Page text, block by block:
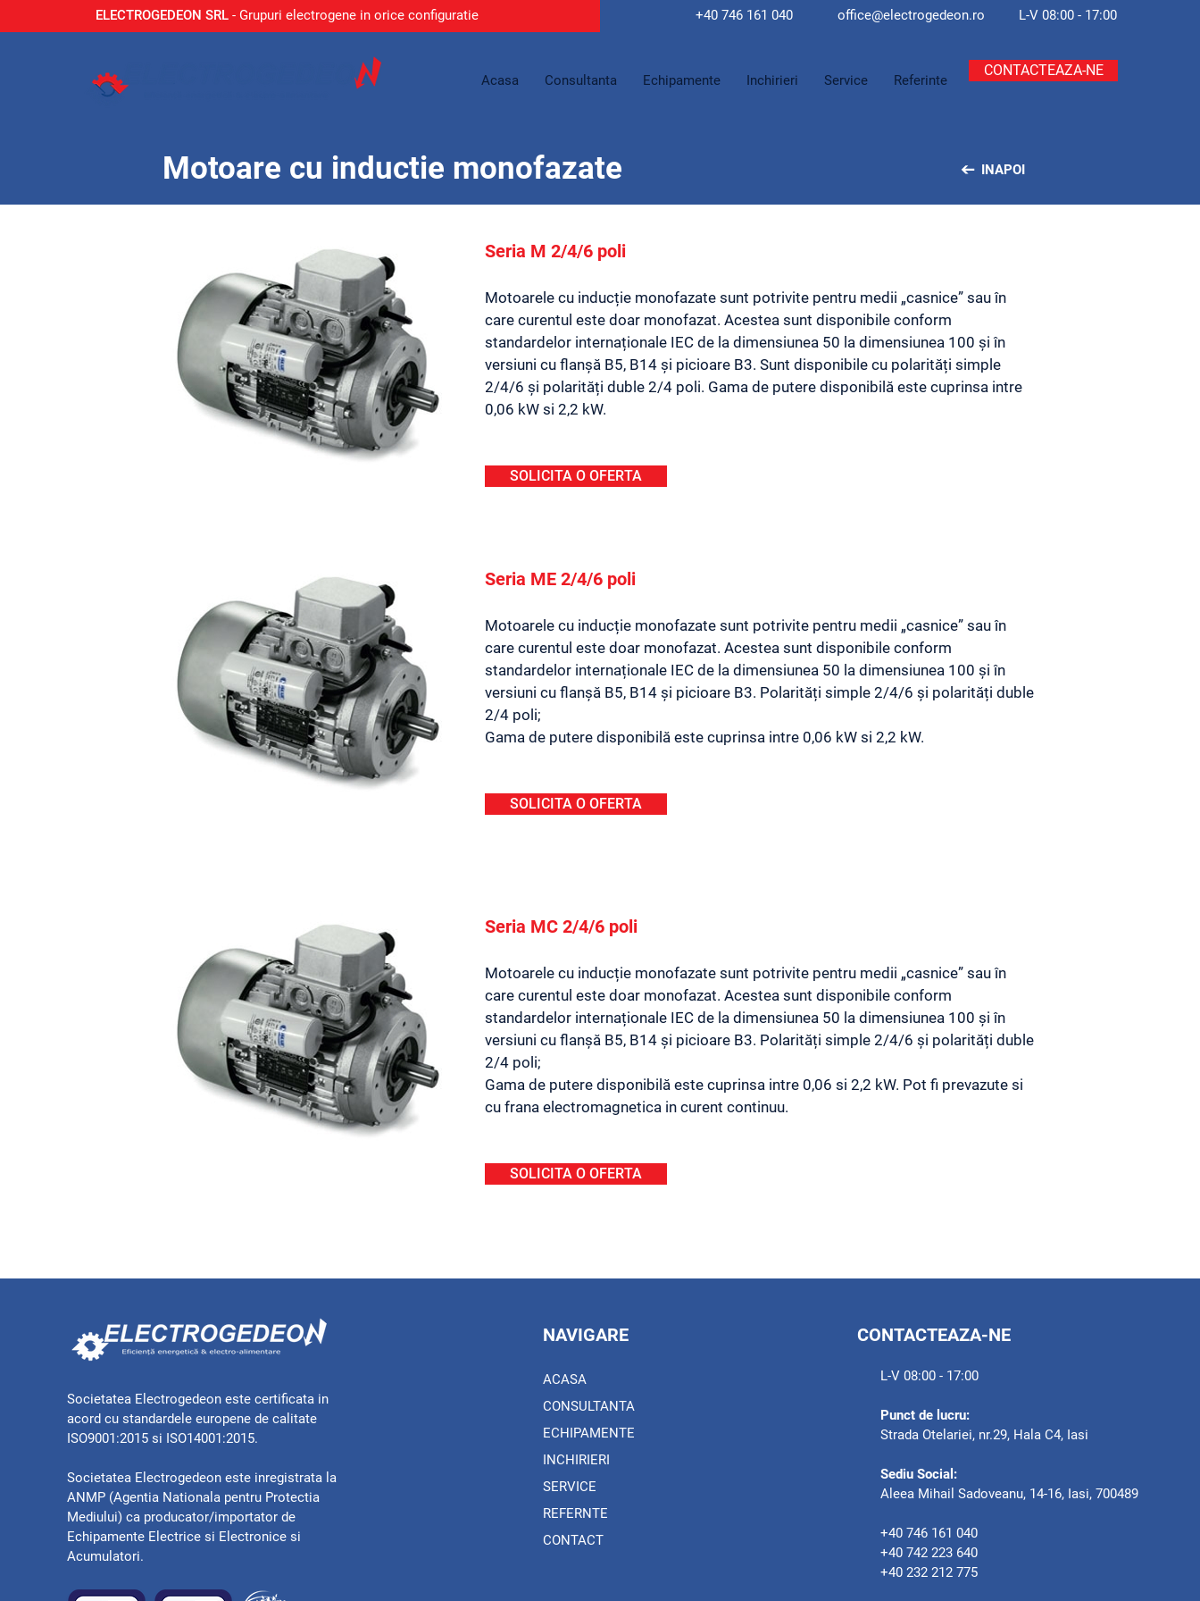
ELECTROGEDEON SRL - Grupuri electrogene in orice configuratie +40 746 161 040 office@electrogedeon.ro L-V 08:00 - 17:00
Acasa Consultanta Echipamente Inchirieri Service Referinte
CONTACTEAZA-NE
Motoare cu inductie monofazate INAPOI
Seria M 2/4/6 poli
Motoarele cu inducție monofazate sunt potrivite pentru medii „casnice” sau în
care curentul este doar monofazat. Acestea sunt disponibile conform
standardelor internaționale IEC de la dimensiunea 50 la dimensiunea 100 și în
versiuni cu flanșă B5, B14 și picioare B3. Sunt disponibile cu polarități simple
2/4/6 și polarități duble 2/4 poli. Gama de putere disponibilă este cuprinsa intre
0,06 kW si 2,2 kW.
SOLICITA O OFERTA
Seria ME 2/4/6 poli
Motoarele cu inducție monofazate sunt potrivite pentru medii „casnice” sau în
care curentul este doar monofazat. Acestea sunt disponibile conform
standardelor internaționale IEC de la dimensiunea 50 la dimensiunea 100 și în
versiuni cu flanșă B5, B14 și picioare B3. Polarități simple 2/4/6 și polarități duble
2/4 poli;
Gama de putere disponibilă este cuprinsa intre 0,06 kW si 2,2 kW.
SOLICITA O OFERTA
Seria MC 2/4/6 poli
Motoarele cu inducție monofazate sunt potrivite pentru medii „casnice” sau în
care curentul este doar monofazat. Acestea sunt disponibile conform
standardelor internaționale IEC de la dimensiunea 50 la dimensiunea 100 și în
versiuni cu flanșă B5, B14 și picioare B3. Polarități simple 2/4/6 și polarități duble
2/4 poli;
Gama de putere disponibilă este cuprinsa intre 0,06 si 2,2 kW. Pot fi prevazute si
cu frana electromagnetica in curent continuu.
SOLICITA O OFERTA
Societatea Electrogedeon este certificata in
acord cu standardele europene de calitate
ISO9001:2015 si ISO14001:2015.
Societatea Electrogedeon este inregistrata la
ANMP (Agentia Nationala pentru Protectia
Mediului) ca producator/importator de
Echipamente Electrice si Electronice si
Acumulatori.
NAVIGARE
ACASA
CONSULTANTA
ECHIPAMENTE
INCHIRIERI
SERVICE
REFERNTE
CONTACT
CONTACTEAZA-NE
L-V 08:00 - 17:00
Punct de lucru:
Strada Otelariei, nr.29, Hala C4, Iasi
Sediu Social:
Aleea Mihail Sadoveanu, 14-16, Iasi, 700489
+40 746 161 040
+40 742 223 640
+40 232 212 775